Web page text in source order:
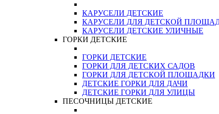
КАРУСЕЛИ ДЕТСКИЕ
КАРУСЕЛИ ДЛЯ ДЕТСКОЙ
КАРУСЕЛИ ДЕТСКИЕ УЛИЧНЫЕ
ГОРКИ ДЕТСКИЕ
ГОРКИ ДЕТСКИЕ
ГОРКИ ДЛЯ ДЕТСКИХ САДОВ
ГОРКИ ДЛЯ ДЕТСКОЙ ПЛОЩАДКИ
ДЕТСКИЕ ГОРКИ ДЛЯ ДАЧИ
ДЕТСКИЕ ГОРКИ ДЛЯ УЛИЦЫ
ПЕСОЧНИЦЫ ДЕТСКИЕ